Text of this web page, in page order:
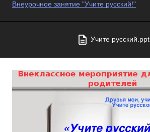
Внеурочное занятие "Учите русский!"
Учите русский.ppt